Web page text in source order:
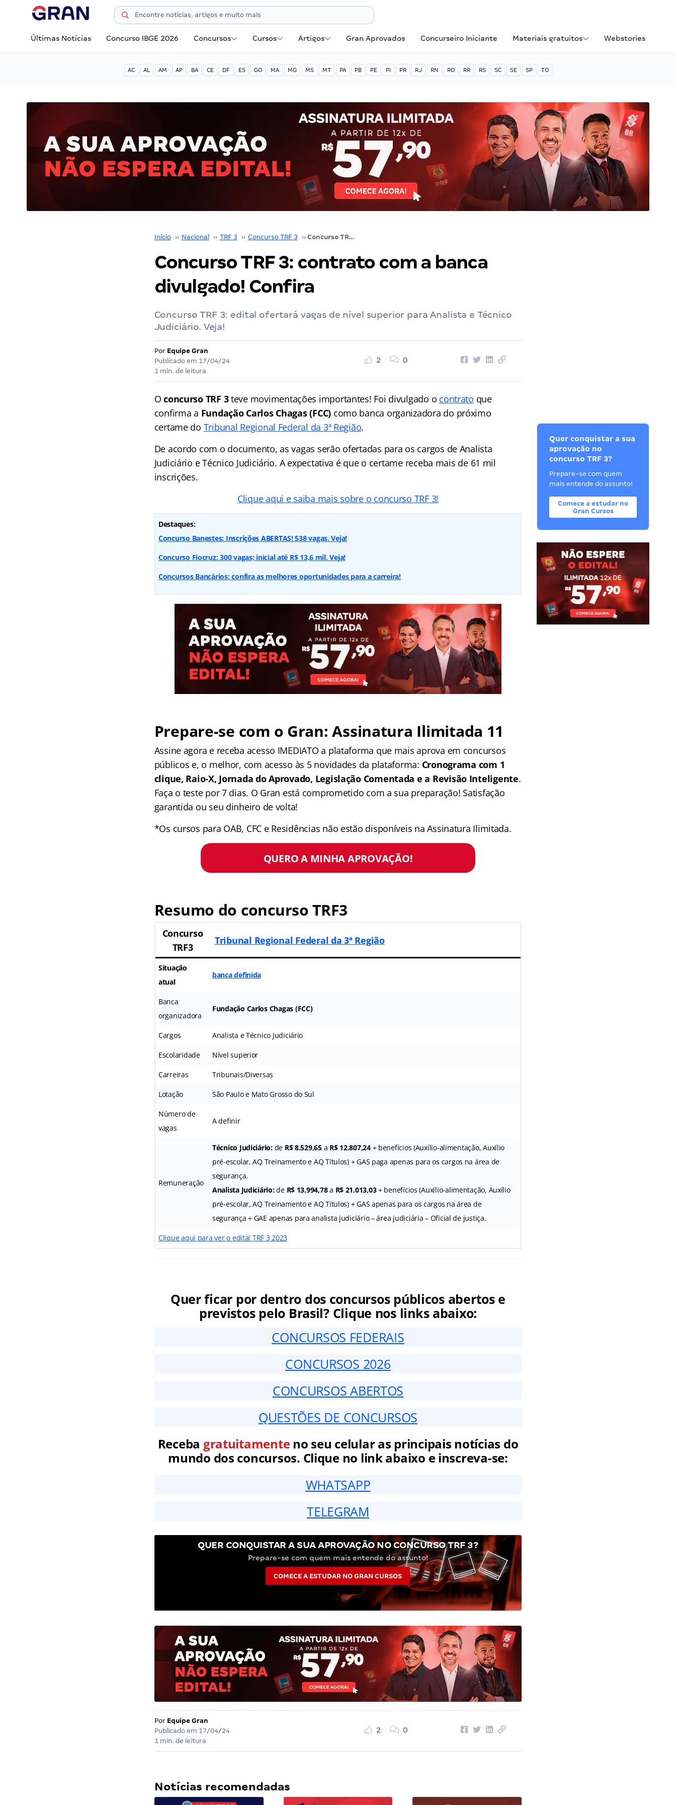
Últimas Notícias Concurso IBGE 2026 Concursos Cursos Artigos Gran Aprovados Concurseiro Iniciante Materiais gratuitos Webstories
AC AL AM AP BA CE DF ES GO MA MG MS MT PA PB PE PI PR RJ RN RO RR RS SC SE SP TO
Início ›› Nacional ›› TRF 3 ›› Concurso TRF 3 ›› Concurso TRF 3: contrato com a banca divulgado! Confira
Concurso TRF 3: contrato com a banca
divulgado! Confira
Concurso TRF 3: edital ofertará vagas de nível superior para Analista e Técnico
Judiciário. Veja!
Por Equipe Gran
Publicado em 17/04/24
1 min. de leitura
2 0
Oconcurso TRF 3teve movimentações importantes! Foi divulgado o contrato que
confirma a Fundação Carlos Chagas (FCC) como banca organizadora do próximo
certame do Tribunal Regional Federal da 3ª Região.
De acordo com o documento, as vagas serão ofertadas para os cargos de Analista
Judiciário e Técnico Judiciário. A expectativa é que o certame receba mais de 61 mil
inscrições.
Clique aqui e saiba mais sobre o concurso TRF 3!
Destaques:
Concurso Banestes: Inscrições ABERTAS! 538 vagas. Veja!
Concurso Fiocruz: 300 vagas; inicial até R$ 13,6 mil. Veja!
Concursos Bancários: confira as melhores oportunidades para a carreira!
Prepare-se com o Gran: Assinatura Ilimitada 11
Assine agora e receba acesso IMEDIATO a plataforma que mais aprova em concursos
públicos e, o melhor, com acesso às 5 novidades da plataforma: Cronograma com 1
clique, Raio-X, Jornada do Aprovado, Legislação Comentada e a Revisão Inteligente.
Faça o teste por 7 dias. O Gran está comprometido com a sua preparação! Satisfação
garantida ou seu dinheiro de volta!
*Os cursos para OAB, CFC e Residências não estão disponíveis na Assinatura Ilimitada.
QUERO A MINHA APROVAÇÃO!
Resumo do concurso TRF3
Concurso
TRF3
Tribunal Regional Federal da 3ª Região
Situação
atual
banca definida
Banca
organizadora
Fundação Carlos Chagas (FCC)
Cargos Analista e Técnico Judiciário
Escolaridade Nível superior
Carreiras Tribunais/Diversas
Lotação São Paulo e Mato Grosso do Sul
Número de
vagas
A definir
Remuneração
Técnico Judiciário:de R$ 8.529,65a R$ 12.807,24+ benefícios (Auxílio-alimentação, Auxílio
pré-escolar, AQ Treinamento e AQ Títulos) + GAS paga apenas para os cargos na área de
segurança.
Analista Judiciário:de R$ 13.994,78a R$ 21.013,03+ benefícios (Auxílio-alimentação, Auxílio
pré-escolar, AQ Treinamento e AQ Títulos) + GAS apenas para os cargos na área de
segurança + GAE apenas para analista judiciário – área judiciária – Oficial de justiça.
Clique aqui para ver o edital TRF 3 2023
Quer ficar por dentro dos concursos públicos abertos e
previstos pelo Brasil? Clique nos links abaixo:
CONCURSOS FEDERAIS
CONCURSOS 2026
CONCURSOS ABERTOS
QUESTÕES DE CONCURSOS
Receba gratuitamenteno seu celular as principais notícias do
mundo dos concursos. Clique no link abaixo e inscreva-se:
WHATSAPP
TELEGRAM
QUER CONQUISTAR A SUA APROVAÇÃO NO CONCURSO TRF 3?
Prepare-se com quem mais entende do assunto!
COMECE A ESTUDAR NO GRAN CURSOS
Por Equipe Gran
Publicado em 17/04/24
1 min. de leitura
2 0
Notícias recomendadas
Quer conquistar a sua
aprovação no
concurso TRF 3?
Prepare-se com quem
mais entende do assunto!
Comece a estudar no
Gran Cursos